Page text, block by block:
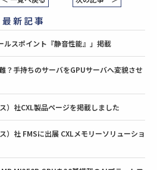
最新記事
ルスポイント『静音性能』」掲載
？手持ちのサーバをGPUサーバへ変貌させ
）社CXL製品ページを掲載しました
社 FMSに出展 CXLメモリーソリューショ